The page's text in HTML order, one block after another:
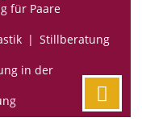
für Paare
Stillberatung
in der